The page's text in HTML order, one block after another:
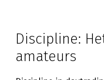
Discipline:
amateurs